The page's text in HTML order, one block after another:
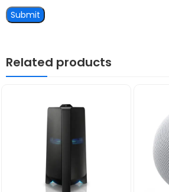
Related products